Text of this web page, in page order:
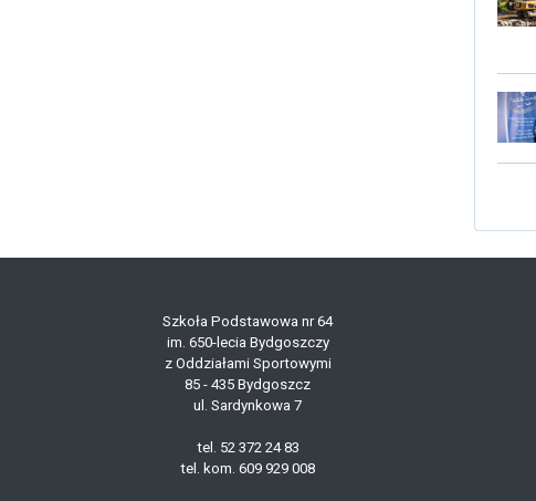
Szkoła Podstawowa nr 64
im. 650-lecia Bydgoszczy
z Oddziałami Sportowymi
85 - 435 Bydgoszcz
ul. Sardynkowa 7
tel. 52 372 24 83
tel. kom. 609 929 008